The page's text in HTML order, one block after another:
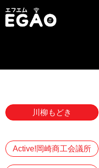
川柳もどき
Active!岡崎商工会議所